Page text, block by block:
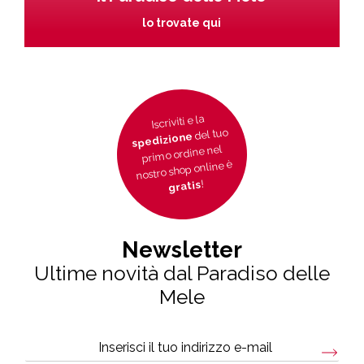
lo trovate qui
Iscriviti e la
spedizionedel tuo
primo ordine nel
nostro shop online è
gratis!
Newsletter
Ultime novità dal Paradiso delle
Mele